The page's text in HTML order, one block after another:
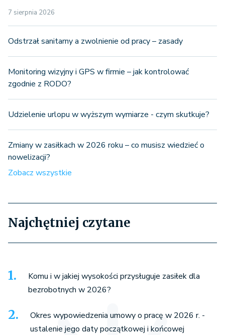
7 sierpnia 2026
Odstrzał sanitarny a zwolnienie od pracy – zasady
Monitoring wizyjny i GPS w firmie – jak kontrolować
zgodnie z RODO?
Udzielenie urlopu w wyższym wymiarze - czym skutkuje?
Zmiany w zasiłkach w 2026 roku – co musisz wiedzieć o
nowelizacji?
Zobacz wszystkie
Najchętniej czytane
Komu i w jakiej wysokości przysługuje zasiłek dla
bezrobotnych w 2026?
Okres wypowiedzenia umowy o pracę w 2026 r. -
ustalenie jego daty początkowej i końcowej